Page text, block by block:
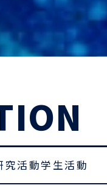
究活動学生活動